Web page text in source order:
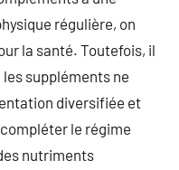
régulière, on
la santé. Toutefois, il
suppléments ne
diversifiée et
le régime
nutriments